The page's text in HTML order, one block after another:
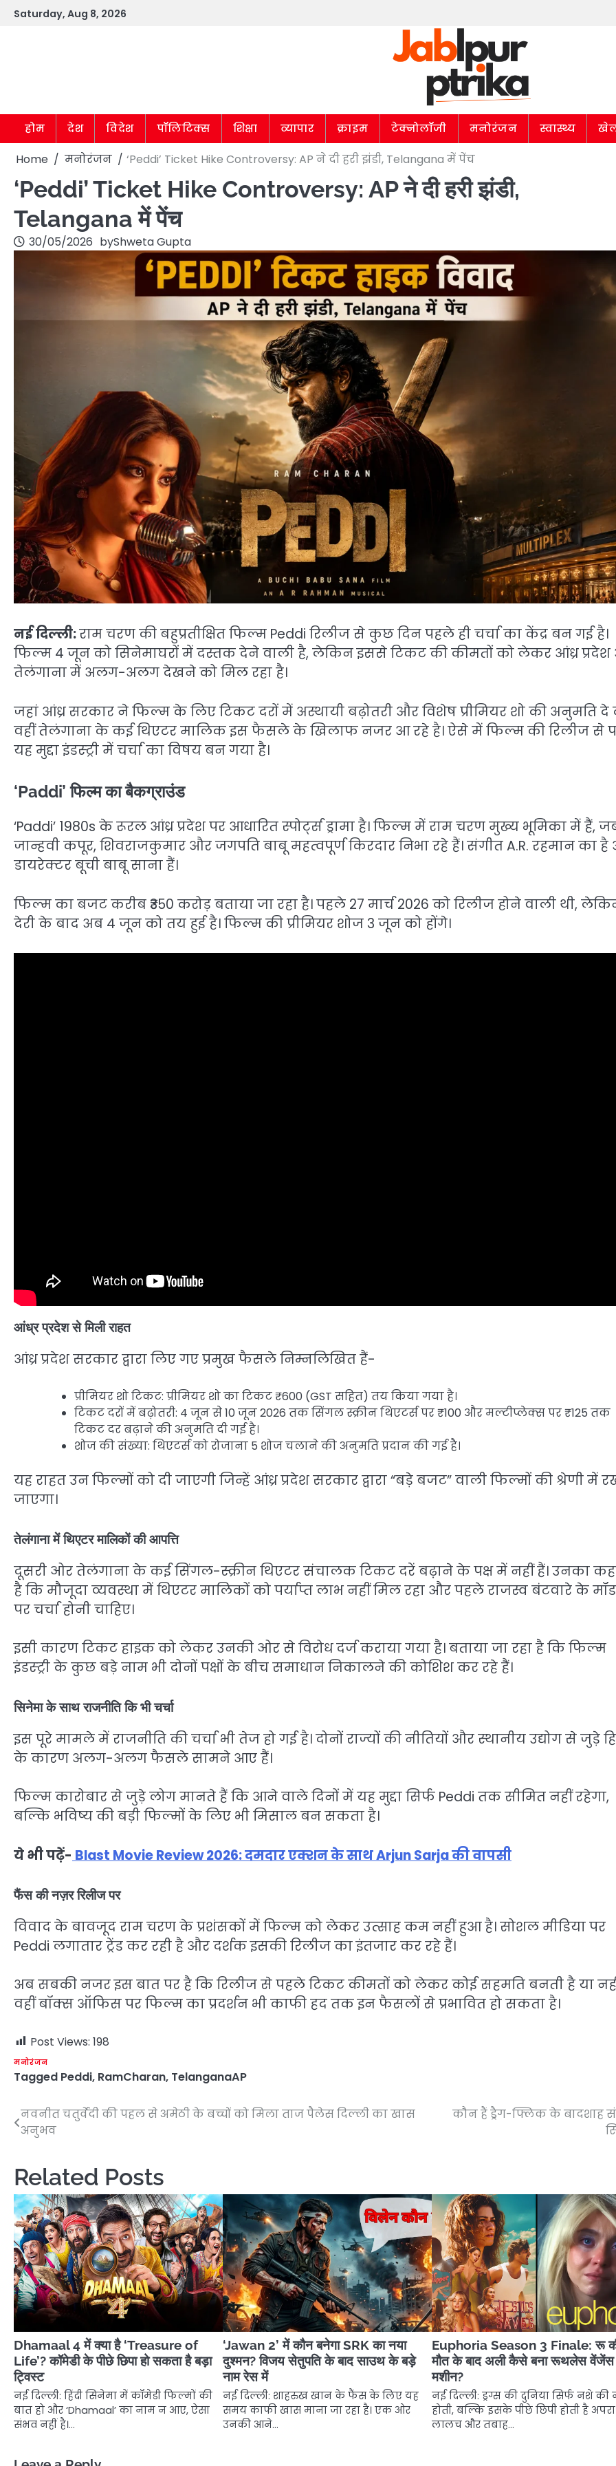
SkipSaturday, Aug 8, 2026
होम देश विदेश पॉलिटिक्स शिक्षा व्यापार क्राइम टेक्नोलॉजी मनोरंजन स्वास्थ्य
Home मनोरंजन ‘Peddi’ Ticket Hike Controversy: AP ने दी हरी झंडी, Telangana में पेंच
‘Peddi’ Ticket Hike Controversy: AP ने दी हरी झंडी,
Telangana में पेंच
30/05/2026 byShweta Gupta
नई दिल्ली:राम चरण की बहुप्रतीक्षित फिल्म Peddi रिलीज से कुछ दिन पहले ही चर्चा का केंद्र बन गई है।
फिल्म 4 जून को सिनेमाघरों में दस्तक देने वाली है, लेकिन इससे टिकट की कीमतों को लेकर आंध्र
तेलंगाना में अलग-अलग देखने को मिल रहा है।
जहां आंध्र सरकार ने फिल्म के लिए टिकट दरों में अस्थायी बढ़ोतरी और विशेष प्रीमियर शो की अनुमति दे
वहीं तेलंगाना के कई थिएटर मालिक इस फैसले के खिलाफ नजर आ रहे है। ऐसे में फिल्म की रिलीज से
यह मुद्दा इंडस्ट्री में चर्चा का विषय बन गया है।
‘Paddi’ फिल्म का बैकग्राउंड
‘Paddi’ 1980s के रूरल आंध्र प्रदेश पर आधारित स्पोर्ट्स ड्रामा है। फिल्म में राम चरण मुख्य भूमिका में हैं,
जान्हवी कपूर, शिवराजकुमार और जगपति बाबू महत्वपूर्ण किरदार निभा रहे हैं। संगीत A.R. रहमान का
डायरेक्टर बूची बाबू साना हैं।
फिल्म का बजट करीब ₹350 करोड़ बताया जा रहा है। पहले 27 मार्च 2026 को रिलीज होने वाली थी,
देरी के बाद अब 4 जून को तय हुई है। फिल्म की प्रीमियर शोज 3 जून को होंगे।
आंध्र प्रदेश से मिली राहत
आंध्र प्रदेश सरकार द्वारा लिए गए प्रमुख फैसले निम्नलिखित हैं-
प्रीमियर शो टिकट: प्रीमियर शो का टिकट ₹600 (GST सहित) तय किया गया है।
टिकट दरों में बढ़ोतरी: 4 जून से 10 जून 2026 तक सिंगल स्क्रीन थिएटर्स पर ₹100 और मल्टीप्लेक्स पर ₹125 तक
टिकट दर बढ़ाने की अनुमति दी गई है।
शोज की संख्या: थिएटर्स को रोजाना 5 शोज चलाने की अनुमति प्रदान की गई है।
यह राहत उन फिल्मों को दी जाएगी जिन्हें आंध्र प्रदेश सरकार द्वारा “बड़े बजट” वाली फिल्मों की श्रेणी में
जाएगा।
तेलंगाना में थिएटर मालिकों की आपत्ति
दूसरी ओर तेलंगाना के कई सिंगल-स्क्रीन थिएटर संचालक टिकट दरें बढ़ाने के पक्ष में नहीं हैं। उनका
है कि मौजूदा व्यवस्था में थिएटर मालिकों को पर्याप्त लाभ नहीं मिल रहा और पहले राजस्व बंटवारे के
पर चर्चा होनी चाहिए।
इसी कारण टिकट हाइक को लेकर उनकी ओर से विरोध दर्ज कराया गया है। बताया जा रहा है कि फिल्म
इंडस्ट्री के कुछ बड़े नाम भी दोनों पक्षों के बीच समाधान निकालने की कोशिश कर रहे हैं।
सिनेमा के साथ राजनीति कि भी चर्चा
इस पूरे मामले में राजनीति की चर्चा भी तेज हो गई है। दोनों राज्यों की नीतियों और स्थानीय उद्योग से जुड़े
के कारण अलग-अलग फैसले सामने आए हैं।
फिल्म कारोबार से जुड़े लोग मानते हैं कि आने वाले दिनों में यह मुद्दा सिर्फ Peddi तक सीमित नहीं रहेगा,
बल्कि भविष्य की बड़ी फिल्मों के लिए भी मिसाल बन सकता है।
ये भी पढ़ें- Blast Movie Review 2026: दमदार एक्शन के साथ Arjun Sarja की वापसी
फैंस की नज़र रिलीज पर
विवाद के बावजूद राम चरण के प्रशंसकों में फिल्म को लेकर उत्साह कम नहीं हुआ है। सोशल मीडिया पर
Peddi लगातार ट्रेंड कर रही है और दर्शक इसकी रिलीज का इंतजार कर रहे हैं।
अब सबकी नजर इस बात पर है कि रिलीज से पहले टिकट कीमतों को लेकर कोई सहमति बनती है या
वहीं बॉक्स ऑफिस पर फिल्म का प्रदर्शन भी काफी हद तक इन फैसलों से प्रभावित हो सकता है।
Post Views: 198
मनोरंजन
Tagged Peddi, RamCharan, TelanganaAP
Post
navigation
नवनीत चतुर्वेदी की पहल से अमेठी के बच्चों को मिला ताज पैलेस दिल्ली का खास
अनुभव
कौन हैं ड्रैग-फ्लिक के बादशाह
Related Posts
Dhamaal 4 में क्या है ‘Treasure of
Life’? कॉमेडी के पीछे छिपा हो सकता है बड़ा
ट्विस्ट
नई दिल्ली: हिंदी सिनेमा में कॉमेडी फिल्मों की
बात हो और ‘Dhamaal’ का नाम न आए, ऐसा
संभव नहीं है।…
‘Jawan 2’ में कौन बनेगा SRK का नया
दुश्मन? विजय सेतुपति के बाद साउथ के बड़े
नाम रेस में
नई दिल्ली: शाहरुख खान के फैंस के लिए यह
समय काफी खास माना जा रहा है। एक ओर
उनकी आने…
Euphoria Season 3 Finale: रू
मौत के बाद अली कैसे बना रूथलेस वेंजेंस
मशीन?
नई दिल्ली: ड्रग्स की दुनिया सिर्फ नशे की
होती, बल्कि इसके पीछे छिपी होती है
लालच और तबाह…